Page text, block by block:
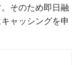
そのため即日融
ャッシングを申